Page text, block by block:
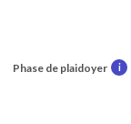
Phase de plaidoyer i